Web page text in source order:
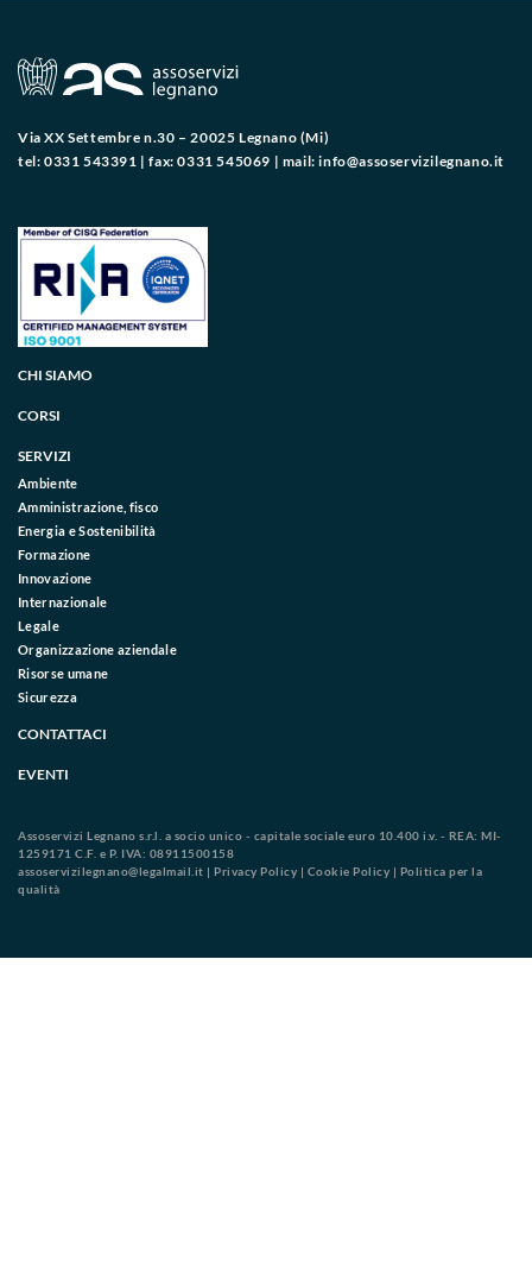
Via XX Settembre n.30 – 20025 Legnano (Mi)
tel: 0331 543391 | fax: 0331 545069 | mail:info@assoservizilegnano.it
CHI SIAMO
CORSI
SERVIZI
Ambiente
Amministrazione, fisco
Energia e Sostenibilità
Formazione
Innovazione
Internazionale
Legale
Organizzazione aziendale
Risorse umane
Sicurezza
CONTATTACI
EVENTI
Assoservizi Legnano s.r.l. a socio unico - capitale sociale euro 10.400 i.v. - REA: MI-
1259171 C.F. e P. IVA: 08911500158
assoservizilegnano@legalmail.it | Privacy Policy | Cookie Policy | Politica per la
qualità